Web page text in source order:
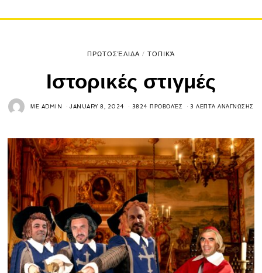
ΠΡΩΤΟΣΈΛΙΔΑ / ΤΟΠΙΚΆ
Ιστορικές στιγμές
ΜΕ ADMIN JANUARY 8, 2024 3824 ΠΡΟΒΟΛΈΣ 3 ΛΕΠΤΆ ΑΝΆΓΝΩΣΗΣ